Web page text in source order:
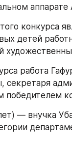
аппарате
конкурса
детей
работа
секретаря
победителем
— внучка